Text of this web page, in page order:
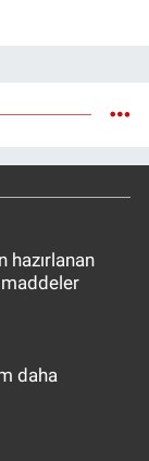
hazırlanan
daha